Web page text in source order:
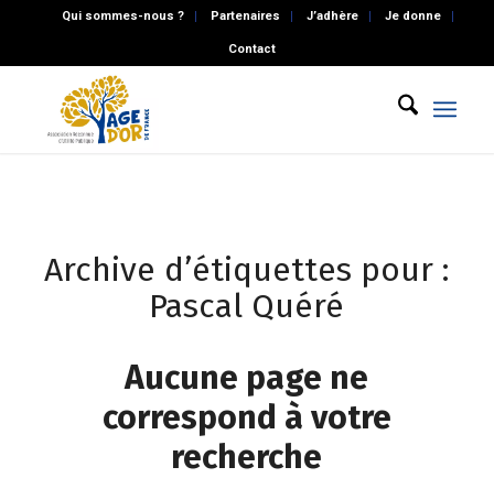
Qui sommes-nous ? Partenaires J’adhère Je donne
Contact
Archive d’étiquettes pour :
Pascal Quéré
Aucune page ne
correspond à votre
recherche